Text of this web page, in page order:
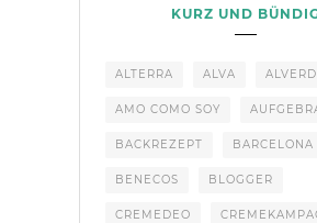
KURZ UND
ALTERRA ALVA
AMO COMO SOY
BACKREZEPT BARCELONA
BENECOS BLOGGER
CREMEDEO